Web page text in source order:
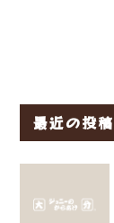
最近の投稿